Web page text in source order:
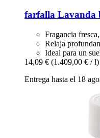
farfalla Lavanda
Fragancia
Relaja
Ideal para un
14,09 € (1.409,00 € / l)
Entrega hasta el 18